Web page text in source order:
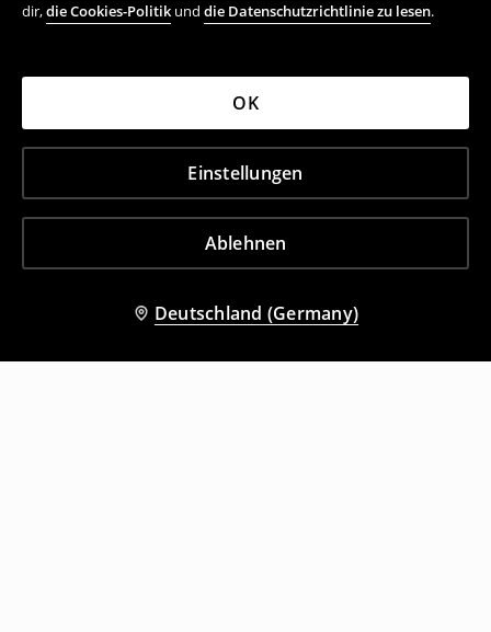
dir,die Cookies-Politik und die Datenschutzrichtlinie zu lesen.
Ablehnen
Einstellungen
OK
Deutschland (Germany)